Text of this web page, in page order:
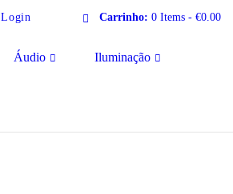
Login Carrinho: 0 Items -€0.00
Áudio Iluminação